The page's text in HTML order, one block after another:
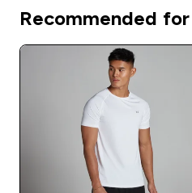
Recommended